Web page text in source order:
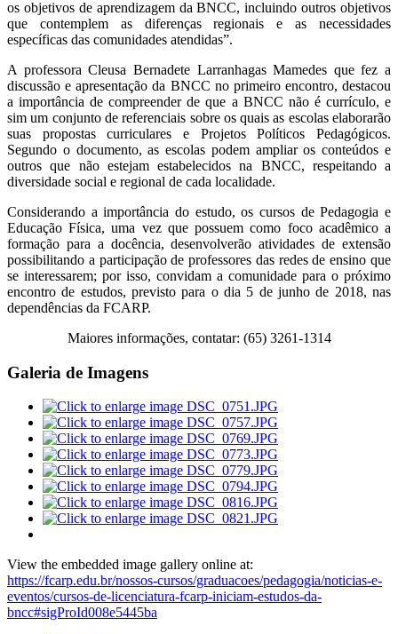
os objetivos de aprendizagem da BNCC, incluindo outros objetivos
que contemplem as diferenças regionais e as necessidades
específicas das comunidades atendidas”.
A professora Cleusa Bernadete Larranhagas Mamedes que fez a
discussão e apresentação da BNCC no primeiro encontro, destacou
a importância de compreender de que a BNCC não é currículo, e
sim um conjunto de referenciais sobre os quais as escolas elaborarão
suas propostas curriculares e Projetos Políticos Pedagógicos.
Segundo o documento, as escolas podem ampliar os conteúdos e
outros que não estejam estabelecidos na BNCC, respeitando a
diversidade social e regional de cada localidade.
Considerando a importância do estudo, os cursos de Pedagogia e
Educação Física, uma vez que possuem como foco acadêmico a
formação para a docência, desenvolverão atividades de extensão
possibilitando a participação de professores das redes de ensino que
se interessarem; por isso, convidam a comunidade para o próximo
encontro de estudos, previsto para o dia 5 de junho de 2018, nas
dependências da FCARP.
Maiores informações, contatar: (65) 3261-1314
Galeria de Imagens
View the embedded image gallery online at:
https://fcarp.edu.br/nossos-cursos/graduacoes/pedagogia/noticias-e-
eventos/cursos-de-licenciatura-fcarp-iniciam-estudos-da-
bncc#sigProId008e5445ba